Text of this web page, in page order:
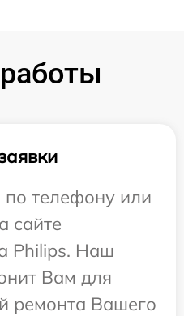
телефону или
сайте
Philips. Наш
Вам для
ремонта Вашего